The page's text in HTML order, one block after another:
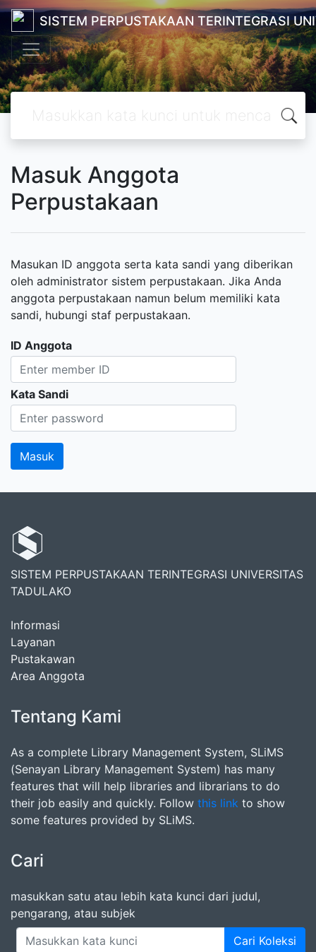
SISTEM PERPUSTAKAAN TERINTEGRASI
Masuk Anggota
Perpustakaan
Masukan ID anggota serta kata sandi yang diberikan
oleh administrator sistem perpustakaan. Jika Anda
anggota perpustakaan namun belum memiliki kata
sandi, hubungi staf perpustakaan.
ID Anggota
Kata Sandi
SISTEM PERPUSTAKAAN TERINTEGRASI UNIVERSITAS
TADULAKO
Informasi
Layanan
Pustakawan
Area Anggota
Tentang Kami
As a complete Library Management System, SLiMS
(Senayan Library Management System) has many
features that will help libraries and librarians to do
their job easily and quickly. Follow this link to show
some features provided by SLiMS.
Cari
masukkan satu atau lebih kata kunci dari judul,
pengarang, atau subjek
Cari Koleksi